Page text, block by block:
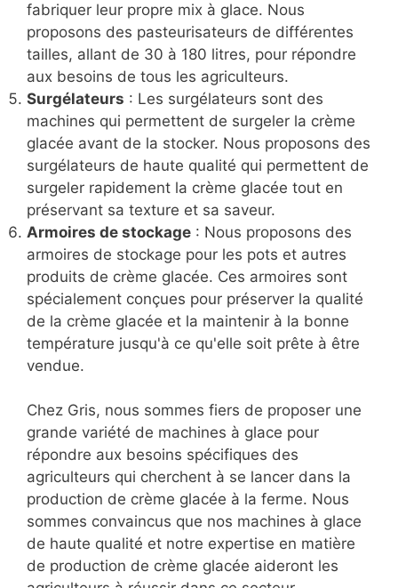
fabriquer leur propre mix à glace. Nous
proposons des pasteurisateurs de différentes
tailles, allant de 30 à 180 litres, pour répondre
aux besoins de tous les agriculteurs.
Surgélateurs : Les surgélateurs sont des
machines qui permettent de surgeler la crème
glacée avant de la stocker. Nous proposons des
surgélateurs de haute qualité qui permettent de
surgeler rapidement la crème glacée tout en
préservant sa texture et sa saveur.
Armoires de stockage : Nous proposons des
armoires de stockage pour les pots et autres
produits de crème glacée. Ces armoires sont
spécialement conçues pour préserver la qualité
de la crème glacée et la maintenir à la bonne
température jusqu'à ce qu'elle soit prête à être
vendue.
Chez Gris, nous sommes fiers de proposer une
grande variété de machines à glace pour
répondre aux besoins spécifiques des
agriculteurs qui cherchent à se lancer dans la
production de crème glacée à la ferme. Nous
sommes convaincus que nos machines à glace
de haute qualité et notre expertise en matière
de production de crème glacée aideront les